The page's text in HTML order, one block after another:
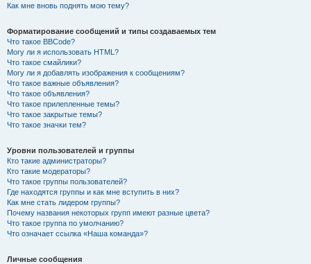
Как мне вновь поднять мою тему?
Форматирование сообщений и типы создаваемых тем
Что такое BBCode?
Могу ли я использовать HTML?
Что такое смайлики?
Могу ли я добавлять изображения к сообщениям?
Что такое важные объявления?
Что такое объявления?
Что такое прилепленные темы?
Что такое закрытые темы?
Что такое значки тем?
Уровни пользователей и группы
Кто такие администраторы?
Кто такие модераторы?
Что такое группы пользователей?
Где находятся группы и как мне вступить в них?
Как мне стать лидером группы?
Почему названия некоторых групп имеют разные цвета?
Что такое группа по умолчанию?
Что означает ссылка «Наша команда»?
Личные сообщения